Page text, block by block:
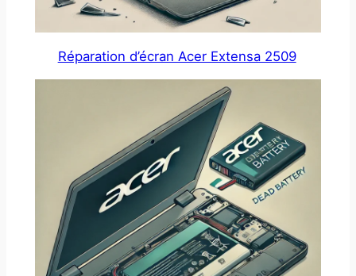
Réparation d’écran Acer Extensa 2509